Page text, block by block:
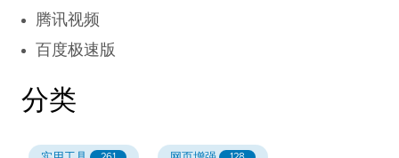
腾讯视频
百度极速版
分类